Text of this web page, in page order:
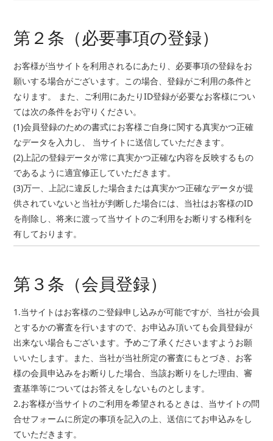
第２条（必要事項の登録）
お客様が当サイトを利用されるにあたり、必要事項の登録をお
願いする場合がございます。この場合、登録がご利用の条件と
なります。 また、ご利用にあたりID登録が必要なお客様につい
ては次の条件をお守りください。
(1)会員登録のための書式にお客様ご自身に関する真実かつ正確
なデータを入力し、 当サイトに送信していただきます。
(2)上記の登録データが常に真実かつ正確な内容を反映するもの
であるように適宜修正していただきます。
(3)万一、上記に違反した場合または真実かつ正確なデータが提
供されていないと当社が判断した場合には、当社はお客様のID
を削除し、将来に渡って当サイトのご利用をお断りする権利を
有しております。
第３条（会員登録）
1.当サイトはお客様のご登録申し込みが可能ですが、当社が会員
とするかの審査を行いますので、お申込み頂いても会員登録が
出来ない場合もございます。予めご了承くださいますようお願
いいたします。また、当社が当社所定の審査にもとづき、お客
様の会員申込みをお断りした場合、当該お断りをした理由、審
査基準等についてはお答えをしないものとします。
2.お客様が当サイトのご利用を希望されるときは、当サイトの問
合せフォームに所定の事項を記入の上、送信にてお申込みをし
ていただきます。